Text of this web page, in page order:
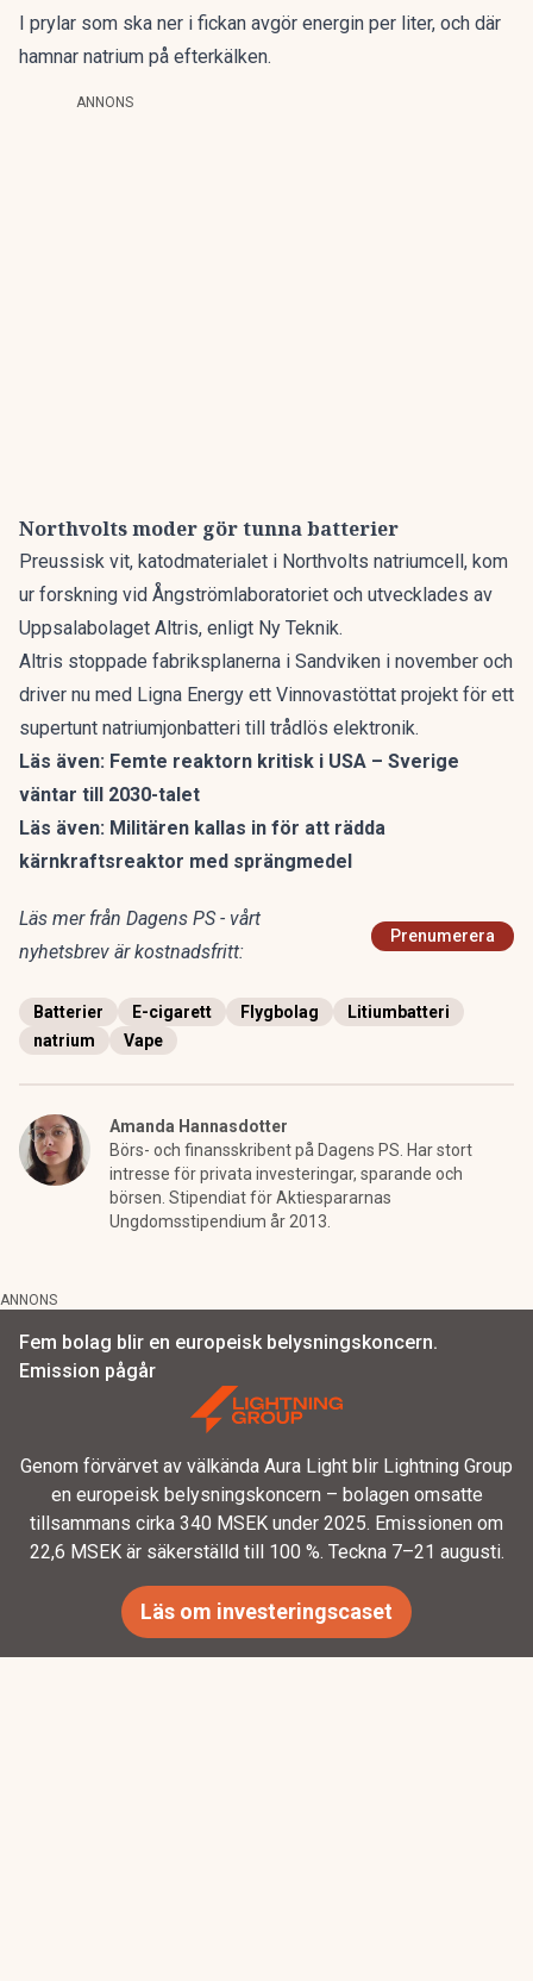
I prylar som ska ner i fickan avgör energin per liter, och där
hamnar natrium på efterkälken.
ANNONS
Northvolts moder gör tunna batterier
Preussisk vit, katodmaterialet i Northvolts natriumcell, kom
ur forskning vid Ångströmlaboratoriet och utvecklades av
Uppsalabolaget Altris, enligt Ny Teknik.
Altris stoppade fabriksplanerna i Sandviken i november och
driver nu med Ligna Energy ett Vinnovastöttat projekt för ett
supertunt natriumjonbatteri till trådlös elektronik.
Läs även: Femte reaktorn kritisk i USA – Sverige
väntar till 2030-talet
Läs även: Militären kallas in för att rädda
kärnkraftsreaktor med sprängmedel
Läs mer från Dagens PS - vårt
nyhetsbrev är kostnadsfritt:
Prenumerera
Batterier E-cigarett Flygbolag
Litiumbatteri
natrium
Vape
Amanda Hannasdotter
Börs- och finansskribent på Dagens PS. Har stort
intresse för privata investeringar, sparande och
börsen. Stipendiat för Aktiespararnas
Ungdomsstipendium år 2013.
ANNONS
Fem bolag blir en europeisk belysningskoncern.
Emission pågår
Genom förvärvet av välkända Aura Light blir Lightning Group
en europeisk belysningskoncern – bolagen omsatte
tillsammans cirka 340 MSEK under 2025. Emissionen om
22,6 MSEK är säkerställd till 100 %. Teckna 7–21 augusti.
Läs om investeringscaset